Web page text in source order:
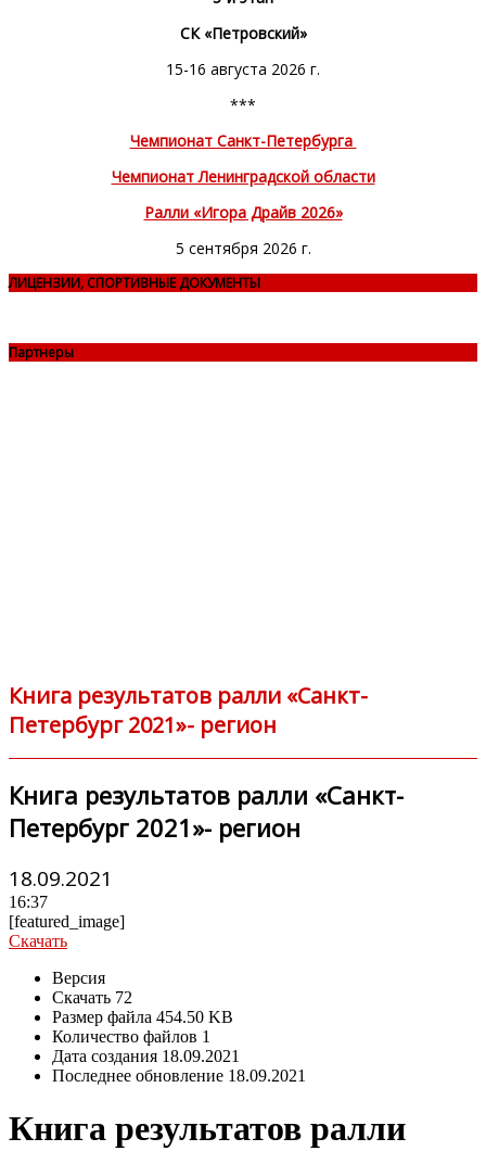
СК «Петровский»
15-16 августа 2026 г.
***
Чемпионат Санкт-Петербурга
Чемпионат Ленинградской области
Ралли «Игора Драйв 2026»
5 сентября 2026 г.
ЛИЦЕНЗИИ, СПОРТИВНЫЕ ДОКУМЕНТЫ
Партнеры
Книга результатов ралли «Санкт-
Петербург 2021»- регион
Книга результатов ралли «Санкт-
Петербург 2021»- регион
18.09.2021
16:37
[featured_image]
Скачать
Версия
Скачать 72
Размер файла 454.50 KB
Количество файлов 1
Дата создания 18.09.2021
Последнее обновление 18.09.2021
Книга результатов ралли